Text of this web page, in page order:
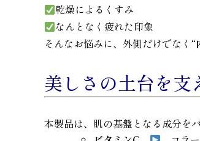
乾燥によるくすみ
なんとなく疲れた印象
そんなお悩みに、外側だけでなく “
美しさの土台を
本製品は、肌の基盤となる成分を